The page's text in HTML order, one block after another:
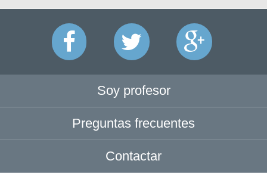
Soy profesor
Preguntas frecuentes
Contactar